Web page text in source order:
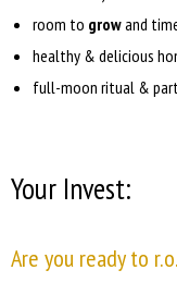
room to growand
healthy & delicious
full-moon ritual &
Your Invest:
Are you ready to